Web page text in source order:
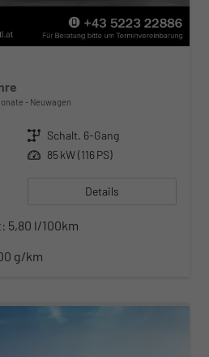
Neuwagen
Getriebe Schalt. 6-Gang
Leistung 85 kW (116 PS)
Details
5,80 l/100km
g/km